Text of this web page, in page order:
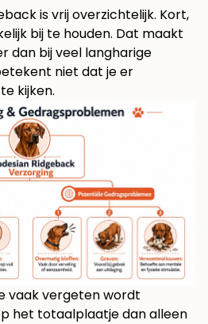
is vrij overzichtelijk. Kort,
bij te houden. Dat maakt
dan bij veel langharige
niet dat je er
kijken.
vaak vergeten wordt
het totaalplaatje dan alleen